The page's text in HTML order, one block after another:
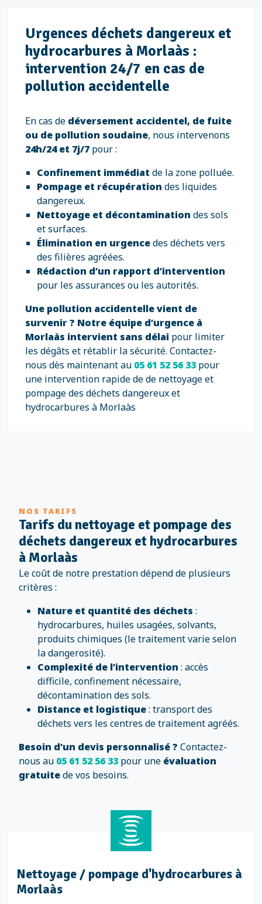
Urgences déchets dangereux et
hydrocarbures à Morlaàs :
intervention 24/7 en cas de
pollution accidentelle
En cas de déversement accidentel, de fuite
ou de pollution soudaine, nous intervenons
24h/24 et 7j/7 pour :
Confinement immédiat de la zone polluée.
Pompage et récupération des liquides
dangereux.
Nettoyage et décontamination des sols
et surfaces.
Élimination en urgencedes déchets vers
des filières agréées.
Rédaction d’un rapport d’intervention
pour les assurances ou les autorités.
Une pollution accidentelle vient de
survenir ? Notre équipe d’urgence à
Morlaàs intervient sans délai pour limiter
les dégâts et rétablir la sécurité. Contactez-
nous dès maintenant au 05 61 52 56 33 pour
une intervention rapide de de nettoyage et
pompage des déchets dangereux et
hydrocarbures à Morlaàs
NOS TARIFS
Tarifs du nettoyage et pompage des
déchets dangereux et hydrocarbures
à Morlaàs
Le coût de notre prestation dépend de plusieurs
critères :
Nature et quantité des déchets :
hydrocarbures, huiles usagées, solvants,
produits chimiques (le traitement varie selon
la dangerosité).
Complexité de l’intervention : accès
difficile, confinement nécessaire,
décontamination des sols.
Distance et logistique: transport des
déchets vers les centres de traitement agréés.
Besoin d’un devis personnalisé ? Contactez-
nous au 05 61 52 56 33 pour une évaluation
gratuitede vos besoins.
Nettoyage / pompage d'hydrocarbures à
Morlaàs